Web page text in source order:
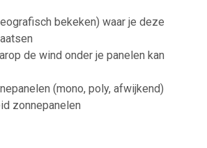
bekeken) waar je deze
de wind onder je panelen kan
(mono, poly, afwijkend)
zonnepanelen